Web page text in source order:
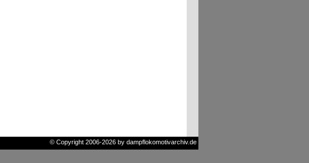
© Copyright 2006-2026 by dampflokomotivarchiv.de